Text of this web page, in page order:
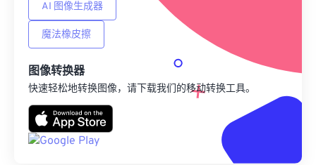
AI 图像生成器
魔法橡皮擦
图像转换器
快速轻松地转换图像，请下载我们的移动转换工具。